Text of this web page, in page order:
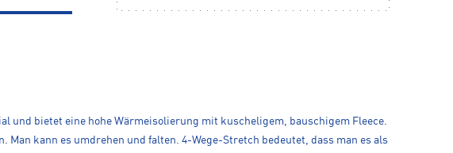
und bietet eine hohe Wärmeisolierung mit kuscheligem, bauschigem Fleece.
kann es umdrehen und falten. 4-Wege-Stretch bedeutet, dass man es als